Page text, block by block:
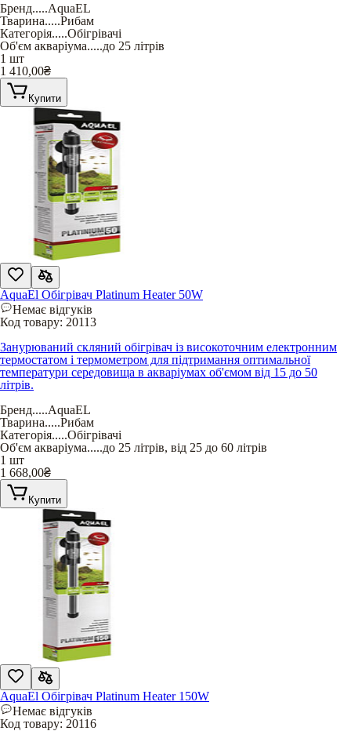
Бренд.....AquaEL
Тварина.....Рибам
Категорія.....Обігрівачі
Об'єм акваріума.....до 25 літрів
1 шт
1 410,00₴
Купити
AquaEl Обігрівач Platinum Heater 50W
Немає відгуків
Код товару: 20113
Занурюваний скляний обігрівач із високоточним електронним
термостатом і термометром для підтримання оптимальної
температури середовища в акваріумах об'ємом від 15 до 50
літрів.
Бренд.....AquaEL
Тварина.....Рибам
Категорія.....Обігрівачі
Об'єм акваріума.....до 25 літрів, від 25 до 60 літрів
1 шт
1 668,00₴
Купити
AquaEl Обігрівач Platinum Heater 150W
Немає відгуків
Код товару: 20116